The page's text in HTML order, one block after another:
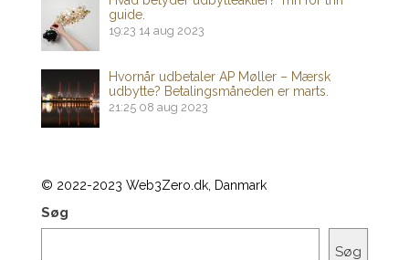
guide.
19:23 14 aug 2023
Hvornår udbetaler AP Møller – Mærsk
udbytte? Betalingsmåneden er marts.
21:25 08 aug 2023
© 2022-2023 Web3Zero.dk, Danmark
Søg
Søg